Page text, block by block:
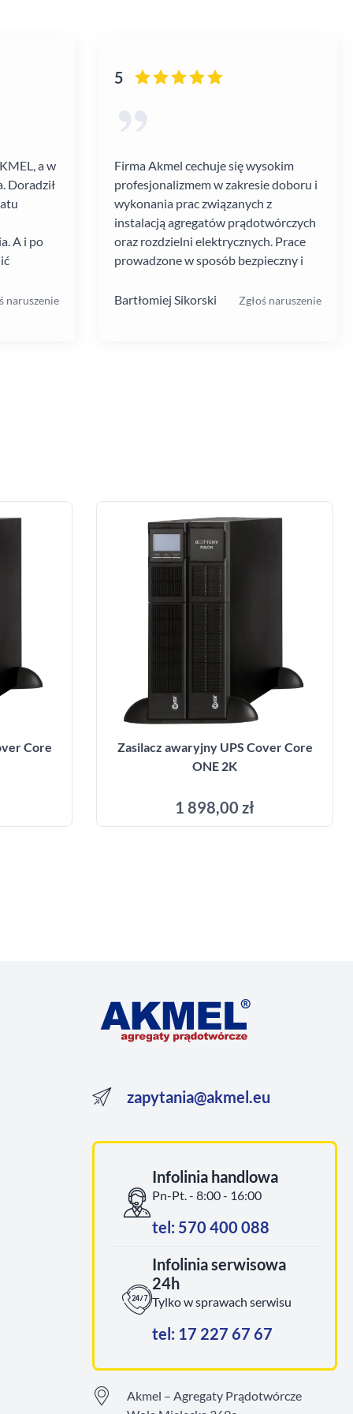
a w
Doradził
A i po
naruszenie
5
Firma Akmel cechuje się wysokim
profesjonalizmem w zakresie doboru i
wykonania prac związanych z
instalacją agregatów prądotwórczych
oraz rozdzielni elektrycznych. Prace
prowadzone w sposób bezpieczny i
Jakość i rodzaj stosowanych
Bartłomiej Sikorski Zgłoś naruszenie
Core
Zasilacz awaryjny UPS Cover Core
ONE 2K
1 898,00 zł
zapytania@akmel.eu
Infolinia handlowa
Pn-Pt. - 8:00 - 16:00
tel: 570 400 088
Infolinia serwisowa
24h
Tylko w sprawach serwisu
tel: 17 227 67 67
Akmel – Agregaty Prądotwórcze